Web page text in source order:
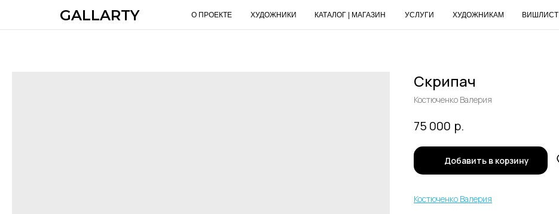
О ПРОЕКТЕ ХУДОЖНИКИ КАТАЛОГ | МАГАЗИН
GALLARTY ВИШЛИСТ
ХУДОЖНИКАМ
УСЛУГИ
Скрипач
Костюченко Валерия
75 000 р.
Добавить в корзину
Костюченко Валерия